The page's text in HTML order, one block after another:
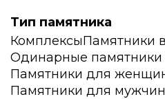
Тип памятника
КомплексыПамятники
Одинарные памятники
Памятники для
Памятники для мужчин